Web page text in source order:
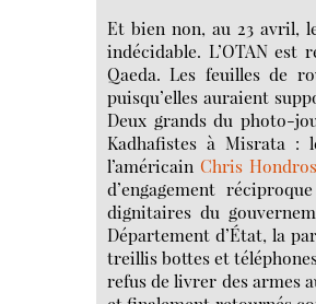
Et bien non, au 23 avril,
indécidable. L’OTAN est
Qaeda. Les feuilles de
puisqu’elles auraient
Deux grands du photo-
Kadhafistes à Misrata :
l’américain Chris Hondros
d’engagement
dignitaires du
Département d’État, la
treillis bottes et
refus de livrer des armes